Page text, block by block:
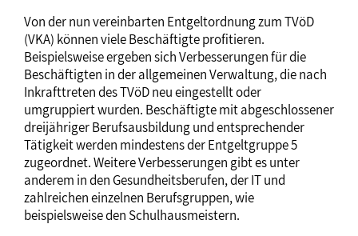
Von der nun vereinbarten Entgeltordnung zum TVöD
(VKA) können viele Beschäftigte profitieren.
Beispielsweise ergeben sich Verbesserungen für die
Beschäftigten in der allgemeinen Verwaltung, die nach
Inkrafttreten des TVöD neu eingestellt oder
umgruppiert wurden. Beschäftigte mit abgeschlossener
dreijähriger Berufsausbildung und entsprechender
Tätigkeit werden mindestens der Entgeltgruppe 5
zugeordnet. Weitere Verbesserungen gibt es unter
anderem in den Gesundheitsberufen, der IT und
zahlreichen einzelnen Berufsgruppen, wie
beispielsweise den Schulhausmeistern.